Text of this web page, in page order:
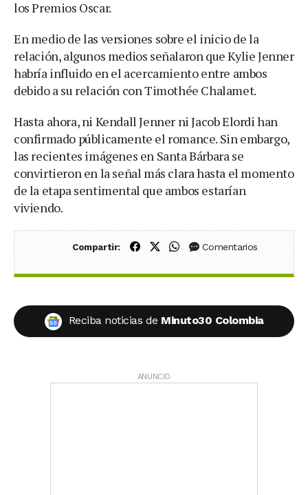
los Premios Oscar.
En medio de las versiones sobre el inicio de la
relación, algunos medios señalaron que Kylie Jenner
habría influido en el acercamiento entre ambos
debido a su relación con Timothée Chalamet.
Hasta ahora, ni Kendall Jenner ni Jacob Elordi han
confirmado públicamente el romance. Sin embargo,
las recientes imágenes en Santa Bárbara se
convirtieron en la señal más clara hasta el momento
de la etapa sentimental que ambos estarían
viviendo.
Compartir: Compartir en Facebook
Compartir en X (Twitter)
Compartir en WhatsApp
Comentarios
Reciba noticias de Minuto30 Colombia
ANUNCIO